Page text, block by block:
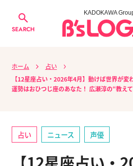
SEARCH
KADOKAWA
ホーム
占い
【12星座占い・2026年4月】動けば世界が変
運勢はおひつじ座のあなた！ 広瀬淳の“教え
占い ニュース 声優